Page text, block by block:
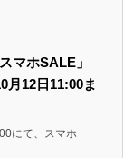
マホSALE」
月12日11:00ま
にて、スマホ